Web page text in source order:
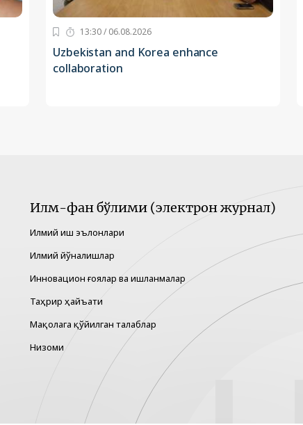
13:30 / 06.08.2026
Uzbekistan and Korea enhance
collaboration
Илм-фан бўлими (электрон журнал)
Илмий иш эълонлари
Илмий йўналишлар
Инновацион ғоялар ва ишланмалар
Таҳрир ҳайъати
Мақолага қўйилган талаблар
Низоми